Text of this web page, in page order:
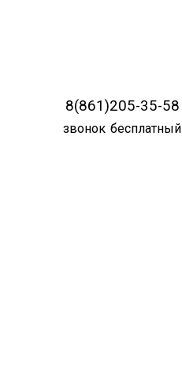
8(861)205-35-58
звонок бесплатный